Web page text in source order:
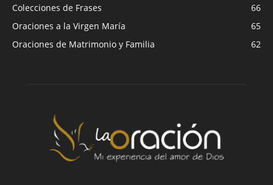
Colecciones de Frases
66
Oraciones a la Virgen María
65
Oraciones de Matrimonio y Familia
62